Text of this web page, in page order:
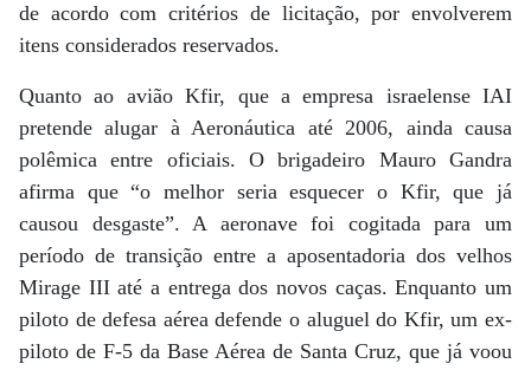
de acordo com critérios de licitação, por envolverem
itens considerados reservados.
Quanto ao avião Kfir, que a empresa israelense IAI
pretende alugar à Aeronáutica até 2006, ainda causa
polêmica entre oficiais. O brigadeiro Mauro Gandra
afirma que “o melhor seria esquecer o Kfir, que já
causou desgaste”. A aeronave foi cogitada para um
período de transição entre a aposentadoria dos velhos
Mirage III até a entrega dos novos caças. Enquanto um
piloto de defesa aérea defende o aluguel do Kfir, um ex-
piloto de F-5 da Base Aérea de Santa Cruz, que já voou